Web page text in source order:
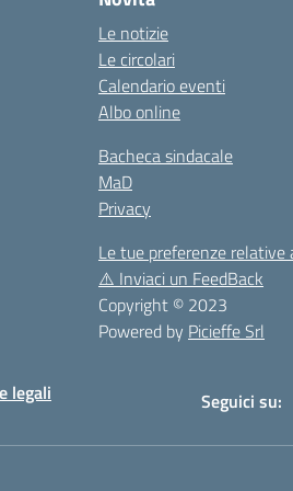
Le notizie
Le circolari
Calendario eventi
Albo online
Bacheca sindacale
MaD
Privacy
Le tue preferenze relative
⚠️ Inviaci un FeedBack
Copyright © 2023
Powered by Picieffe Srl
legali Seguici su: